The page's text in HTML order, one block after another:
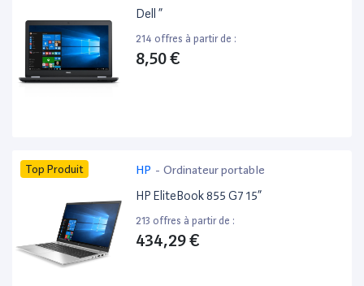
Dell ”
214 offres à partir de :
8,50 €
Top Produit HP - Ordinateur portable
HP EliteBook 855 G7 15”
213 offres à partir de :
434,29 €